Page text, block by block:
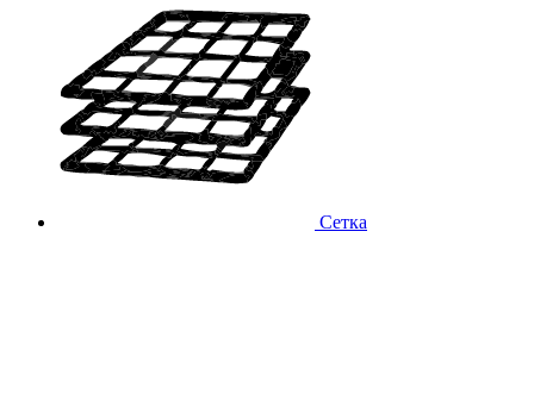
Сетка